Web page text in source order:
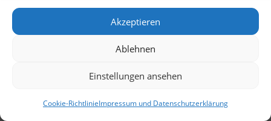
Akzeptieren
Ablehnen
Einstellungen ansehen
Cookie-RichtlinieImpressum und Datenschutzerklärung
Verarbeitete Datenarten:Nutzungsdaten (z.B.
besuchte Webseiten, Interesse an Inhalten,
Zugriffszeiten), Meta-/Kommunikationsdaten
Betroffene Personen:Nutzer (z.B.
Webseitenbesucher, Nutzer von